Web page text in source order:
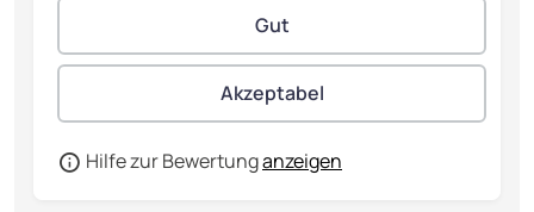
Hilfe zur Bewertunganzeigen